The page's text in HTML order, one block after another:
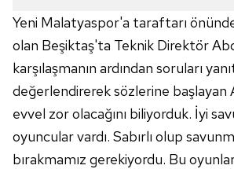
Yeni Malatyaspor'a taraftarı
olan Beşiktaş'ta Teknik Direktör
karşılaşmanın ardından soruları
değerlendirerek sözlerine başlayan
evvel zor olacağını biliyorduk. İyi
oyuncular vardı. Sabırlı olup
bırakmamız gerekiyordu. Bu